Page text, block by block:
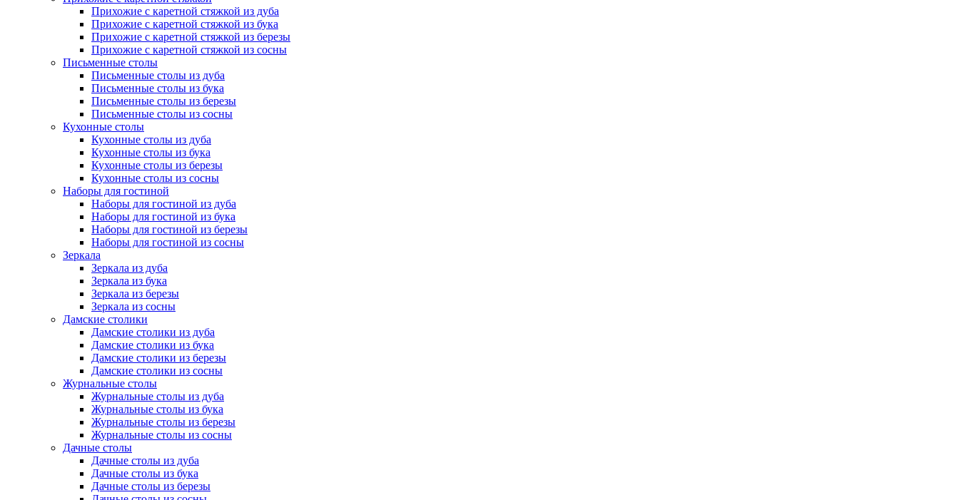
Прихожие с каретной стяжкой из дуба
Прихожие с каретной стяжкой из бука
Прихожие с каретной стяжкой из березы
Прихожие с каретной стяжкой из сосны
Письменные столы
Письменные столы из дуба
Письменные столы из бука
Письменные столы из березы
Письменные столы из сосны
Кухонные столы
Кухонные столы из дуба
Кухонные столы из бука
Кухонные столы из березы
Кухонные столы из сосны
Наборы для гостиной
Наборы для гостиной из дуба
Наборы для гостиной из бука
Наборы для гостиной из березы
Наборы для гостиной из сосны
Зеркала
Зеркала из дуба
Зеркала из бука
Зеркала из березы
Зеркала из сосны
Дамские столики
Дамские столики из дуба
Дамские столики из бука
Дамские столики из березы
Дамские столики из сосны
Журнальные столы
Журнальные столы из дуба
Журнальные столы из бука
Журнальные столы из березы
Журнальные столы из сосны
Дачные столы
Дачные столы из дуба
Дачные столы из бука
Дачные столы из березы